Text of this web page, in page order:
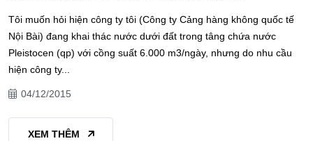
Tôi muốn hỏi hiện công ty tôi (Công ty Cảng hàng không quốc tế
Nội Bài) đang khai thác nước dưới đất trong tâng chứa nước
Pleistocen (qp) với cồng suất 6.000 m3/ngày, nhưng do nhu cầu
hiện công ty...
04/12/2015
XEM THÊM